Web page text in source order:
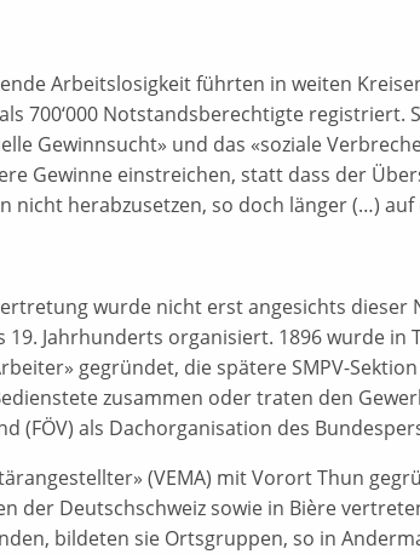
Arbeitslosigkeit führten in weiten
700‘000 Notstandsberechtigte registriert.
Gewinnsucht» und das «soziale
Gewinne einstreichen, statt dass der
nicht herabzusetzen, so doch länger (…)
wurde nicht erst angesichts dieser
Jahrhunderts organisiert. 1896 wurde in
gegründet, die spätere SMPV-
zusammen oder traten den
(FÖV) als Dachorganisation des
(VEMA) mit Vorort Thun
der Deutschschweiz sowie in Bière
bildeten sie Ortsgruppen, so in